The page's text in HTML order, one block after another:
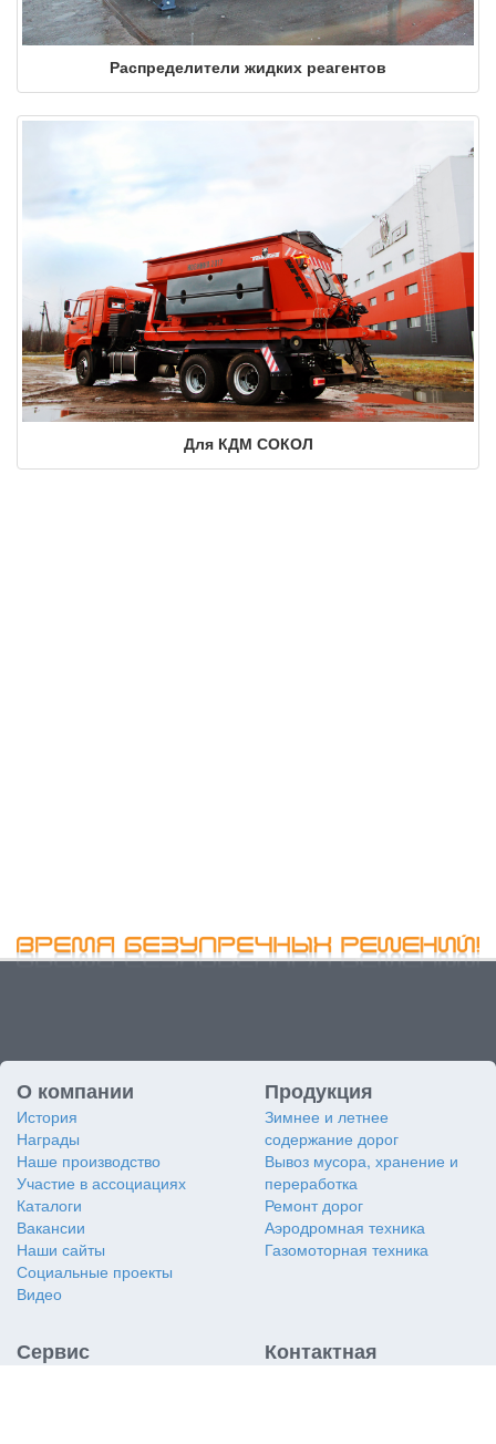
Распределители жидких реагентов
Для КДМ СОКОЛ
О компании
История
Награды
Наше производство
Участие в ассоциациях
Каталоги
Вакансии
Наши сайты
Социальные проекты
Видео
Продукция
Зимнее и летнее
содержание дорог
Вывоз мусора, хранение и
переработка
Ремонт дорог
Аэродромная техника
Газомоторная техника
Сервис
Контактная